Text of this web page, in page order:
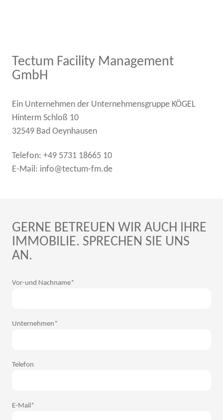
Tectum Facility Management
GmbH
Ein Unternehmen der Unternehmensgruppe KÖGEL
Hinterm Schloß 10
32549 Bad Oeynhausen
Telefon: +49 5731 18665 10
E-Mail: info@tectum-fm.de
GERNE BETREUEN WIR AUCH IHRE
IMMOBILIE. SPRECHEN SIE UNS
AN.
Vor-und Nachname*
Unternehmen*
Telefon
E-Mail*